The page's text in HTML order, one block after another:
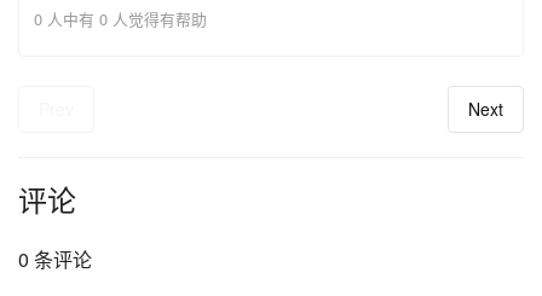
0 人中有 0 人觉得有帮助
Next
评论
0 条评论